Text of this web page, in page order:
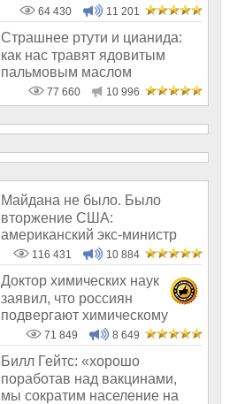
64 430 11 201
Страшнее ртути и цианида:
как нас травят ядовитым
пальмовым маслом
77 660 10 996
Майдана не было. Было
вторжение США:
американский экс-министр
написал открытое пись
116 431 10 884
Доктор химических наук
заявил, что россиян
подвергают химическому
геноциду71 849 8 649
Билл Гейтс: «хорошо
поработав над вакцинами,
мы сократим население на